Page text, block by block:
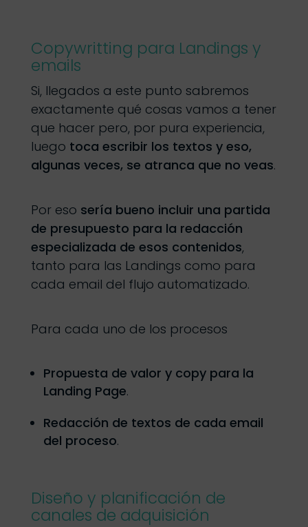
Copywritting para Landings y
emails
Si, llegados a este punto sabremos
exactamente qué cosas vamos a tener
que hacer pero, por pura experiencia,
luego toca escribir los textos y eso,
algunas veces, se atranca que no veas.
Por eso sería bueno incluir una partida
de presupuesto para la redacción
especializada de esos contenidos,
tanto para las Landings como para
cada email del flujo automatizado.
Para cada uno de los procesos
Propuesta de valor y copy para la
Landing Page.
Redacción de textos de cada email
del proceso.
Diseño y planificación de
canales de adquisición